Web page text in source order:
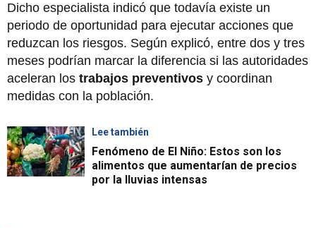
Dicho especialista indicó que todavía existe un
periodo de oportunidad para ejecutar acciones que
reduzcan los riesgos. Según explicó, entre dos y tres
meses podrían marcar la diferencia si las autoridades
aceleran los trabajos preventivos y coordinan
medidas con la población.
Lee también
Fenómeno de El Niño: Estos son los
alimentos que aumentarían de precios
por la lluvias intensas